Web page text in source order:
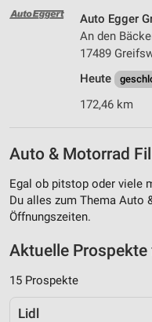
Auto Egger
An den
17489
Heute
172,46 km
Auto & Motorrad
Egal ob pitstop oder viele
Du alles zum Thema Auto
Öffnungszeiten.
Aktuelle
15 Prospekte
Lidl